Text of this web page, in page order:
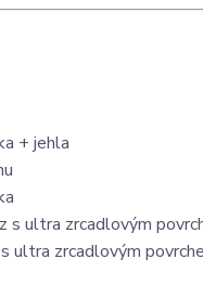
+ jehla
s ultra zrcadlovým
ultra zrcadlovým